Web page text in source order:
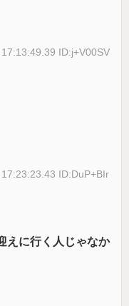
ID:j+V00SV
ID:DuP+BIr
えに行く人じゃなか